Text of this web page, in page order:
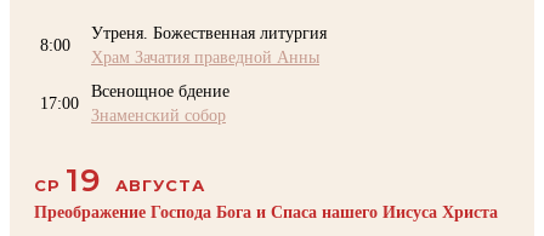
8:00
Утреня. Божественная литургия
Храм Зачатия праведной Анны
17:00
Всенощное бдение
Знаменский собор
СР 19
АВГУСТА
Преображение Господа Бога и Спаса нашего Иисуса Христа